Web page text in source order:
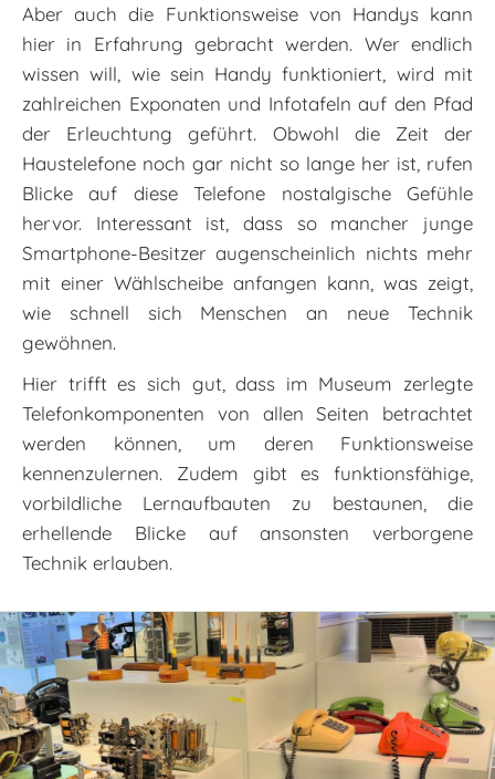
Aber auch die Funktionsweise von Handys kann
hier in Erfahrung gebracht werden. Wer endlich
wissen will, wie sein Handy funktioniert, wird mit
zahlreichen Exponaten und Infotafeln auf den Pfad
der Erleuchtung geführt. Obwohl die Zeit der
Haustelefone noch gar nicht so lange her ist, rufen
Blicke auf diese Telefone nostalgische Gefühle
hervor. Interessant ist, dass so mancher junge
Smartphone-Besitzer augenscheinlich nichts mehr
mit einer Wählscheibe anfangen kann, was zeigt,
wie schnell sich Menschen an neue Technik
gewöhnen.
Hier trifft es sich gut, dass im Museum zerlegte
Telefonkomponenten von allen Seiten betrachtet
werden können, um deren Funktionsweise
kennenzulernen. Zudem gibt es funktionsfähige,
vorbildliche Lernaufbauten zu bestaunen, die
erhellende Blicke auf ansonsten verborgene
Technik erlauben.